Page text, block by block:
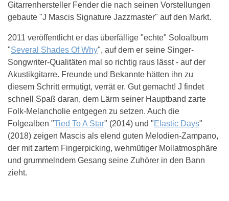
Gitarrenhersteller Fender die nach seinen Vorstellungen
gebaute "J Mascis Signature Jazzmaster" auf den Markt.
2011 veröffentlicht er das überfällige "echte" Soloalbum
"Several Shades Of Why", auf dem er seine Singer-
Songwriter-Qualitäten mal so richtig raus lässt - auf der
Akustikgitarre. Freunde und Bekannte hätten ihn zu
diesem Schritt ermutigt, verrät er. Gut gemacht! J findet
schnell Spaß daran, dem Lärm seiner Hauptband zarte
Folk-Melancholie entgegen zu setzen. Auch die
Folgealben "Tied To A Star" (2014) und "Elastic Days"
(2018) zeigen Mascis als elend guten Melodien-Zampano,
der mit zartem Fingerpicking, wehmütiger Mollatmosphäre
und grummelndem Gesang seine Zuhörer in den Bann
zieht.